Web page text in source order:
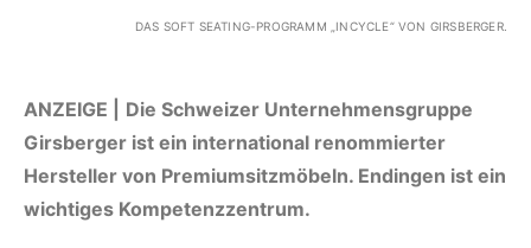
DAS SOFT SEATING-PROGRAMM „INCYCLE“ VON GIRSBERGER.
ANZEIGE |
Die Schweizer Unternehmensgruppe
Girsberger ist ein international renommierter
Hersteller von Premiumsitzmöbeln. Endingen ist ein
wichtiges Kompetenzzentrum.